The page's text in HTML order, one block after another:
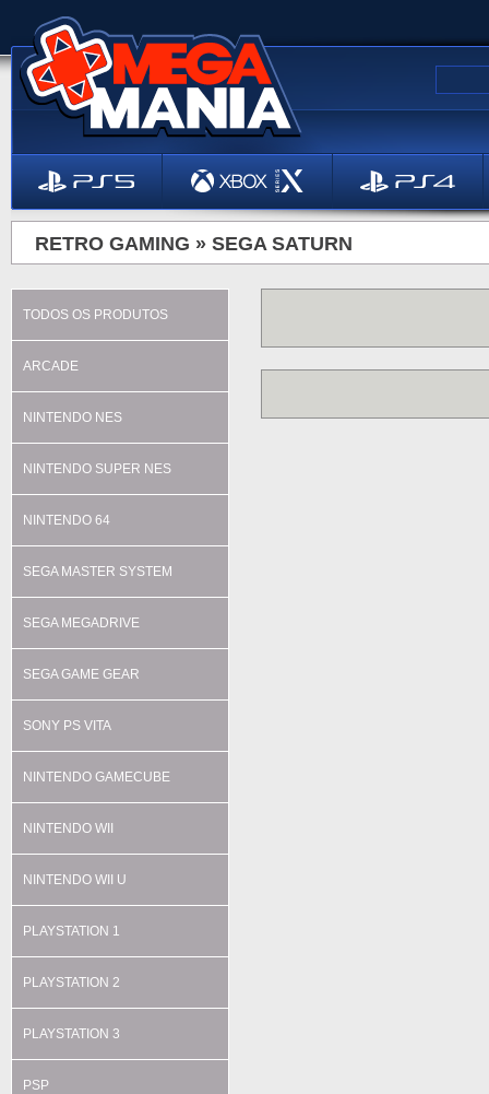
RETRO GAMING » SEGA SATURN
TODOS OS PRODUTOS
ARCADE
NINTENDO NES
NINTENDO SUPER NES
NINTENDO 64
SEGA MASTER SYSTEM
SEGA MEGADRIVE
SEGA GAME GEAR
SONY PS VITA
NINTENDO GAMECUBE
NINTENDO WII
NINTENDO WII U
PLAYSTATION 1
PLAYSTATION 2
PLAYSTATION 3
PSP